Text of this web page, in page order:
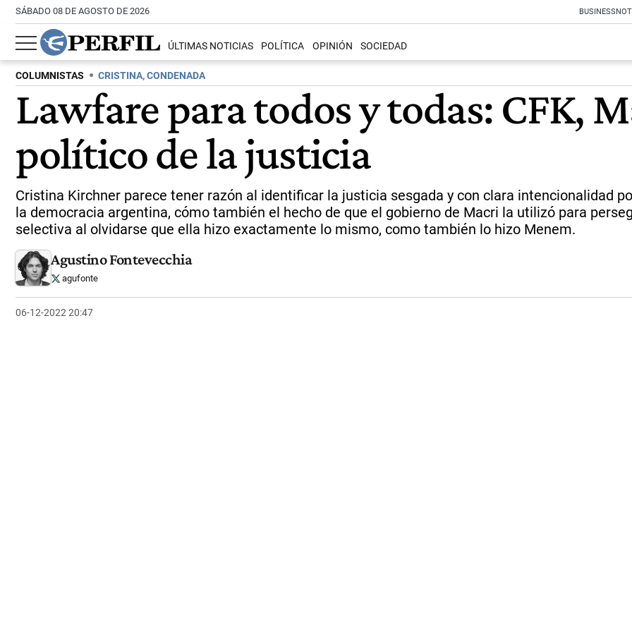
SÁBADO 08 DE AGOSTO DE 2026 BUSINESS
ÚLTIMAS NOTICIAS POLÍTICA OPINIÓN SOCIEDAD
COLUMNISTAS CRISTINA, CONDENADA
Lawfare para todos y todas: CFK,
político de la justicia
Cristina Kirchner parece tener razón al identificar la justicia sesgada y con clara intencionalidad
la democracia argentina, cómo también el hecho de que el gobierno de Macri la utilizó para
selectiva al olvidarse que ella hizo exactamente lo mismo, como también lo hizo Menem.
Agustino Fontevecchia
agufonte
06-12-2022 20:47